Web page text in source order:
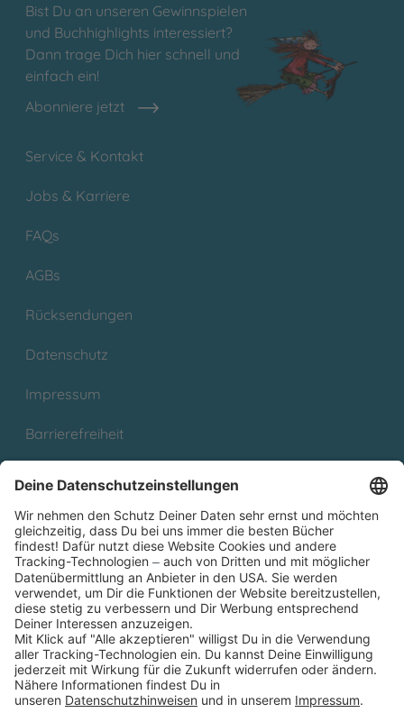
Bist Du an unseren Gewinnspielen
und Buchhighlights interessiert?
Dann trage Dich hier schnell und
einfach ein!
Abonniere jetzt
Service & Kontakt
Jobs & Karriere
FAQs
AGBs
Rücksendungen
Datenschutz
Impressum
Barrierefreiheit
Partnerprogramm (Affiliate)
Folge uns auf
* Versandkostenfrei ab 9,00 € Bestellwert innerhalb
Deutschlands